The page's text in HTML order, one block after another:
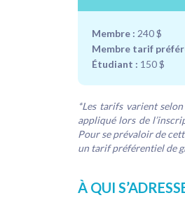
Membre : 240 $
Membre tarif
Étudiant : 150 $
*Les tarifs varient
appliqué lors de
Pour se prévaloir de
un tarif préférentiel de
À QUI